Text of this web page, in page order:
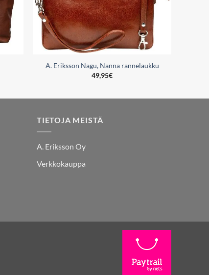
A. Eriksson Nagu, Nanna rannelaukku
49,95€
TIETOJA MEISTÄ
A. Eriksson Oy
Verkkokauppa